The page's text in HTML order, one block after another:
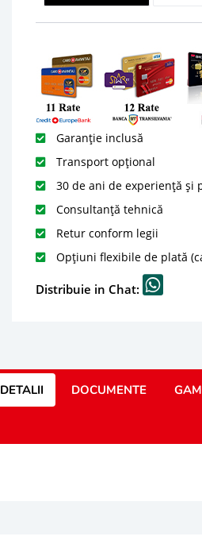
Garanție inclusă
Transport opțional
30 de ani de experiență și
Consultanță tehnică
Retur conform legii
Opțiuni flexibile de plată
Distribuie in Chat:
DETALII DOCUMENTE